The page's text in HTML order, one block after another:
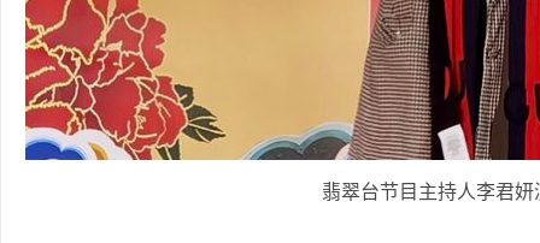
翡翠台节目主持人李君妍